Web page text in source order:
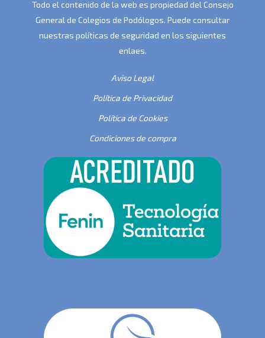
Todo el contenido de la web es propiedad del Consejo
General de Colegios de Podólogos. Puede consultar
nuestras políticas de seguridad en los siguientes
enlaes.
Aviso Legal
Política de Privacidad
Política de Cookies
Condiciones de compra